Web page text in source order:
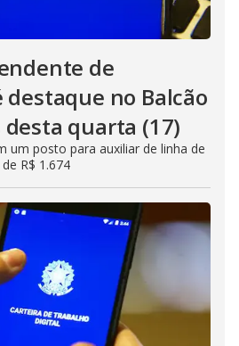
de
no Balcão
desta quarta (17)
um posto para auxiliar de linha de
R$ 1.674